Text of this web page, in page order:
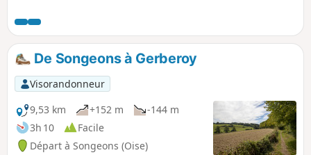
De Songeons à Gerberoy
Visorandonneur
9,53 km
+152 m
-144 m
3h 10
Facile
Départ à Songeons (Oise)